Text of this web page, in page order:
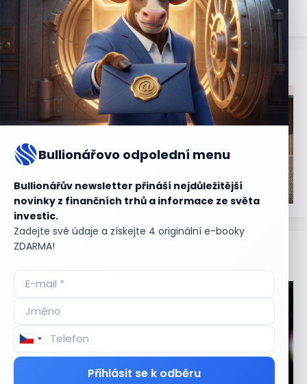
Bullionářovo odpolední menu
Bullionářův newsletter přináší nejdůležitější
novinky z finančních trhů a informace ze světa
investic.
Zadejte své údaje a získejte 4 originální e-booky
ZDARMA!
Přihlásit se k odběru
Aktuální